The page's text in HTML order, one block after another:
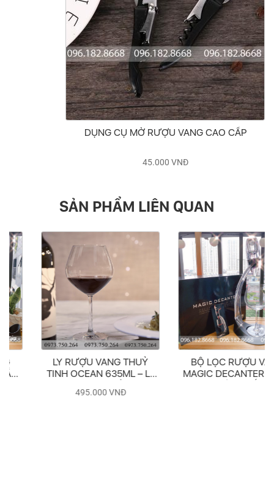
DỤNG CỤ MỞ RƯỢU VANG CAO CẤP
45.000 VNĐ
SẢN PHẨM LIÊN QUAN
LY RƯỢU VANG THUỶ
TINH OCEAN 635ML – LY
SANTE BURGUNDY (BỘ 6
VNĐ
BỘ LỌC RƯỢU VANG
MAGIC DECANTER THẦN